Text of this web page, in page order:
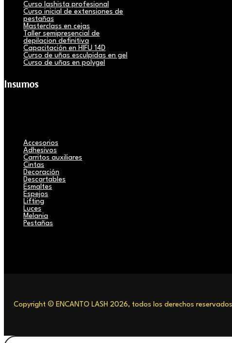
Curso lashista profesional
Curso inicial de extensiones de
pestañas
Masterclass en cejas
Taller semipresencial de
depilacion definitiva
Capacitación en HIFU 14D
Curso de uñas esculpidas en gel
Curso de uñas en polygel
Insumos
Accesorios
Adhesivos
Carritos auxiliares
Cintas
Decoración
Descartables
Esmaltes
Espejos
Lifting
Luces
Melania
Pestañas
Copyright © ENCANTO LASH 2026, todos los derechos